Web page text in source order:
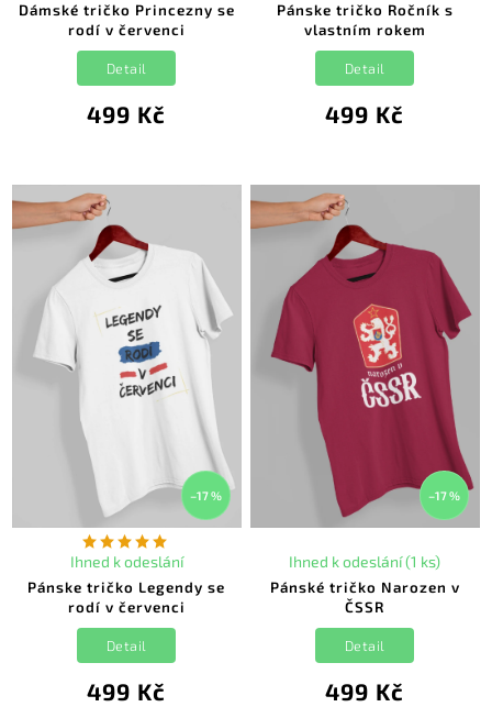
Dámské tričko Princezny se
rodí v červenci
499 Kč
Detail
Pánske tričko Ročník s
vlastním rokem
499 Kč
Detail
–17 %
Pánske tričko Legendy se
rodí v červenci
Ihned k odeslání
499 Kč
Detail
–17 %
Pánské tričko Narozen v
ČSSR
Ihned k odeslání (1 ks)
499 Kč
Detail